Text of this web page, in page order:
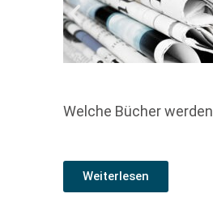
Welche Bücher
Weiterlesen